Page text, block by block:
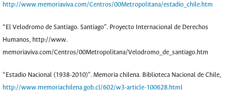
http://www.memoriaviva.com/Centros/00Metropolitana/estadio_chile.htm
“El Velodromo de Santiago. Santiago”. Proyecto Internacional de Derechos
Humanos, http://www.
memoriaviva.com/Centros/00Metropolitana/Velodromo_de_santiago.htm
“Estadio Nacional (1938-2010)”. Memoria chilena. Biblioteca Nacional de Chile,
http://www.memoriachilena.gob.cl/602/w3-article-100628.html